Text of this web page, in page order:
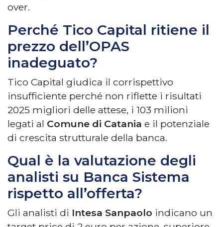
over.
Perché Tico Capital ritiene il
prezzo dell’OPAS
inadeguato?
Tico Capital giudica il corrispettivo
insufficiente perché non riflette i risultati
2025 migliori delle attese, i 103 milioni
legati al Comune di Catania e il potenziale
di crescita strutturale della banca.
Qual è la valutazione degli
analisti su Banca Sistema
rispetto all’offerta?
Gli analisti di Intesa Sanpaolo indicano un